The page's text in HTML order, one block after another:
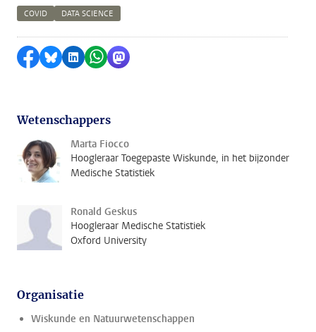
COVID DATA SCIENCE
Delen op Facebook
Delen via Bluesky
Delen op LinkedIn
Delen via WhatsApp
Delen via Mastodon
Wetenschappers
Marta Fiocco
Hoogleraar Toegepaste Wiskunde, in het bijzonder
Medische Statistiek
Ronald Geskus
Hoogleraar Medische Statistiek
Oxford University
Organisatie
Wiskunde en Natuurwetenschappen